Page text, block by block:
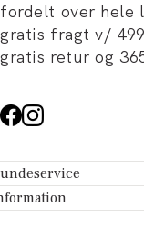
fordelt over hele
gratis fragt v/
gratis retur og
-
Tøjeksperten